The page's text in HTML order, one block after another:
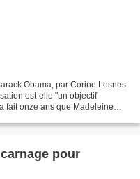
Obama, par Corine Lesnes
est-elle "un objectif
fait onze ans que Madeleine
pour